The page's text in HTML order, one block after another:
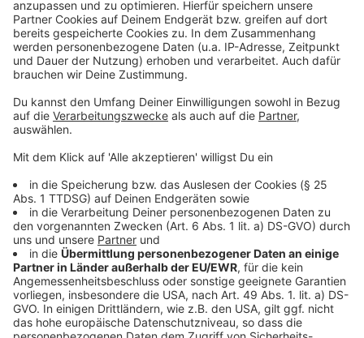
Hier geht es zu der ausführlichen Mitteilung vom Bund
der Steuerzahler NRW
Oper in Düsseldorf: Hohe Kosten am alten Standort
Opernneubau gestoppt: So reagieren die Parteien
Anzeige
Folge uns für mehr News & Updates:
Anzeige
Instagram|Facebook|WhatsApp-Kanal
Anzeige